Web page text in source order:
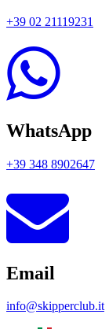
+39 02 21119231
WhatsApp
+39 348 8902647
Email
info@skipperclub.it